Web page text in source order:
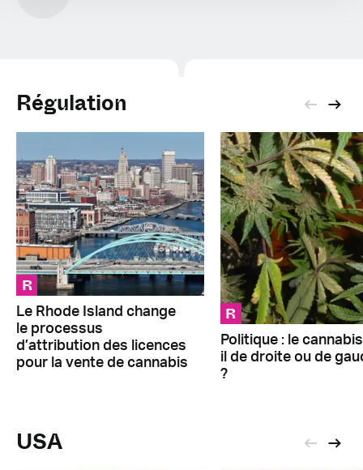
Régulation
R
Le Rhode Island change
le processus
d’attribution des licences
pour la vente de cannabis
R
Politique : le
il de droite ou de
?
USA